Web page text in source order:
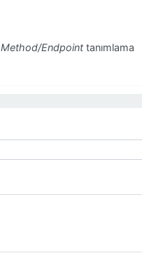
Method/Endpoint tanımlama